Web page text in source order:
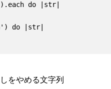
do |str|
do |str|
をやめる文字列